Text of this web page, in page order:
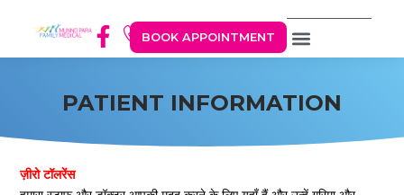
BOOK APPOINTMENT
PATIENT INFORMATION
ज़ीरो टॉलरेंस